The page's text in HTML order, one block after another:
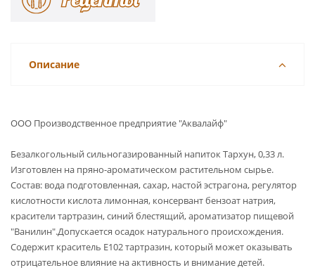
Описание
ООО Производственное предприятие "Аквалайф"
Безалкогольный сильногазированный напиток Тархун, 0,33 л.
Изготовлен на пряно-ароматическом растительном сырье.
Состав: вода подготовленная, сахар, настой эстрагона, регулятор
кислотности кислота лимонная, консервант бензоат натрия,
красители тартразин, синий блестящий, ароматизатор пищевой
"Ванилин".Допускается осадок натурального происхождения.
Содержит краситель Е102 тартразин, который может оказывать
отрицательное влияние на активность и внимание детей.